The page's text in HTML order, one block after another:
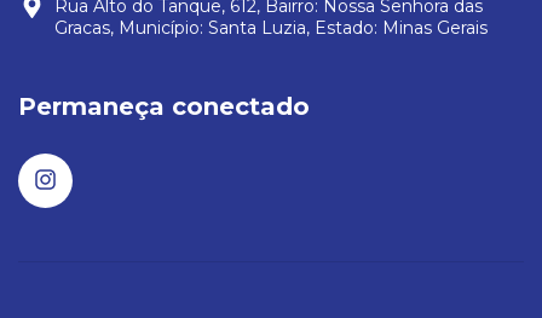
Rua Alto do Tanque, 612, Bairro: Nossa Senhora das
Gracas, Município: Santa Luzia, Estado: Minas Gerais
Permaneça conectado